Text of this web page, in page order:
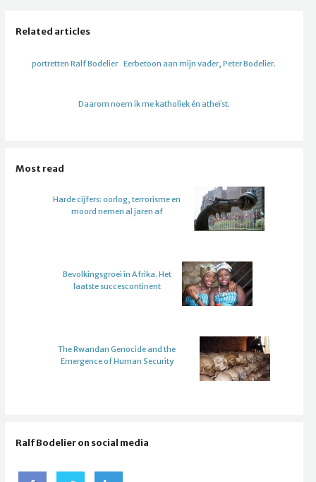
Related articles
portretten Ralf Bodelier Eerbetoon aan mijn vader, Peter Bodelier.
Daarom noem ik me katholiek én atheïst.
Most read
Harde cijfers: oorlog, terrorisme en
moord nemen al jaren af
Bevolkingsgroei in Afrika. Het
laatste succescontinent
The Rwandan Genocide and the
Emergence of Human Security
Ralf Bodelier on social media